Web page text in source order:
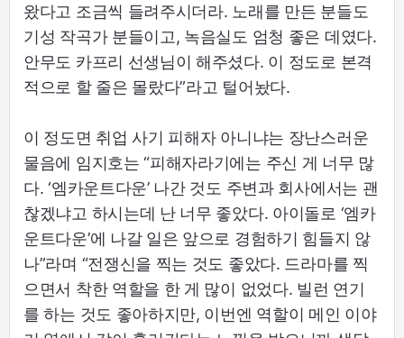
왔다고 조금씩 들려주시더라. 노래를 만든 분들도
기성 작곡가 분들이고, 녹음실도 엄청 좋은 데였다.
안무도 카프리 선생님이 해주셨다. 이 정도로 본격
적으로 할 줄은 몰랐다”라고 털어놨다.
이 정도면 취업 사기 피해자 아니냐는 장난스러운
물음에 임지호는 “피해자라기에는 주신 게 너무 많
다. ‘엠카운트다운’ 나간 것도 주변과 회사에서는 괜
찮겠냐고 하시는데 난 너무 좋았다. 아이돌로 ‘엠카
운트다운’에 나갈 일은 앞으로 경험하기 힘들지 않
나”라며 “전쟁신을 찍는 것도 좋았다. 드라마를 찍
으면서 착한 역할을 한 게 많이 없었다. 빌런 연기
를 하는 것도 좋아하지만, 이번엔 역할이 메인 이야